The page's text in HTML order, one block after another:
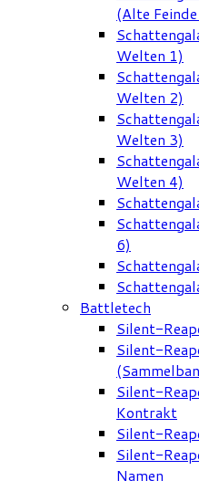
(Alte
Welten 1)
Welten 2)
Welten 3)
Welten 4)
6)
Battletech
Silent-
Silent-
Silent-
Kontrakt
Silent-
Silent-
Namen